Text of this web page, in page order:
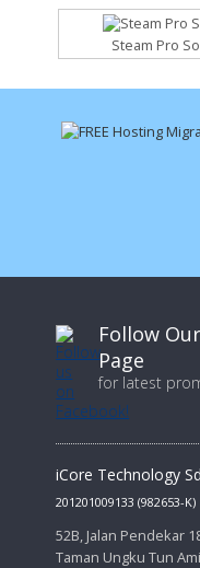
Steam Pro
Follow
Page
for latest
iCore Technology
201201009133 (982653-K)
52B, Jalan Pendekar
Taman Ungku Tun